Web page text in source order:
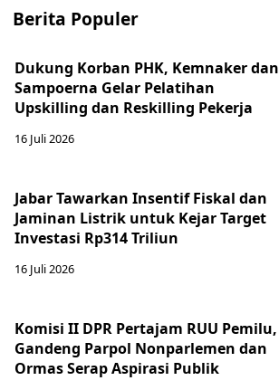
Berita Populer
Dukung Korban PHK, Kemnaker dan
Sampoerna Gelar Pelatihan
Upskilling dan Reskilling Pekerja
16 Juli 2026
Jabar Tawarkan Insentif Fiskal dan
Jaminan Listrik untuk Kejar Target
Investasi Rp314 Triliun
16 Juli 2026
Komisi II DPR Pertajam RUU Pemilu,
Gandeng Parpol Nonparlemen dan
Ormas Serap Aspirasi Publik